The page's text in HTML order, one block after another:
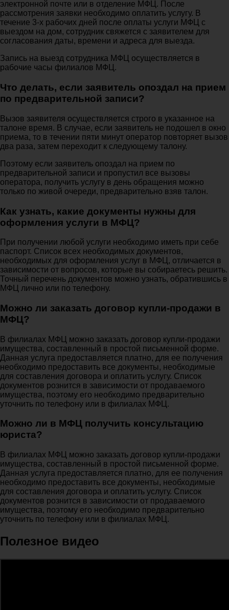
электронной почте или в отделение МФЦ. После
рассмотрения заявки необходимо оплатить услугу. В
течение 3-х рабочих дней после оплаты услуги МФЦ с
выездом на дом, сотрудник свяжется с заявителем для
согласования даты, времени и адреса для выезда.
Запись на выезд сотрудника МФЦ осуществляется в
рабочие часы филиалов МФЦ.
Что делать, если заявитель опоздал на прием
по предварительной записи?
Вызов заявителя осуществляется строго в указанное на
талоне время. В случае, если заявитель не подошел в окно
приема, то в течении пяти минут оператор повторяет вызов
два раза, затем переходит к следующему талону.
Поэтому если заявитель опоздал на прием по
предварительной записи и пропустил все вызовы
оператора, получить услугу в день обращения можно
только по живой очереди, предварительно взяв талон.
Как узнать, какие документы нужны для
оформления услуги в МФЦ?
При получении любой услуги необходимо иметь при себе
паспорт. Список всех необходимых документов,
необходимых для оформления услуг в МФЦ, отличается в
зависимости от вопросов, которые вы собираетесь решить.
Точный перечень документов можно узнать, обратившись в
МФЦ лично или по телефону.
Можно ли заказать договор купли-продажи в
МФЦ?
В филиалах МФЦ можно заказать договор купли-продажи
имущества, составленный в простой письменной форме.
Данная услуга предоставляется платно, для ее получения
необходимо предоставить все документы, необходимые
для составления договора и оплатить услугу. Список
документов рознится в зависимости от продаваемого
имущества, поэтому его необходимо предварительно
уточнить по телефону или в филиалах МФЦ.
Можно ли в МФЦ получить консультацию
юриста?
В филиалах МФЦ можно заказать договор купли-продажи
имущества, составленный в простой письменной форме.
Данная услуга предоставляется платно, для ее получения
необходимо предоставить все документы, необходимые
для составления договора и оплатить услугу. Список
документов рознится в зависимости от продаваемого
имущества, поэтому его необходимо предварительно
уточнить по телефону или в филиалах МФЦ.
Полезное видео